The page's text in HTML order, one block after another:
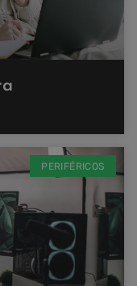
PERIFÉRICOS